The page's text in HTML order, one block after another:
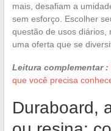
mais, desafiam a
sem esforço. Escolher
questão de usos diários,
uma oferta que se
Leitura complementar :
que você precisa
Duraboard,